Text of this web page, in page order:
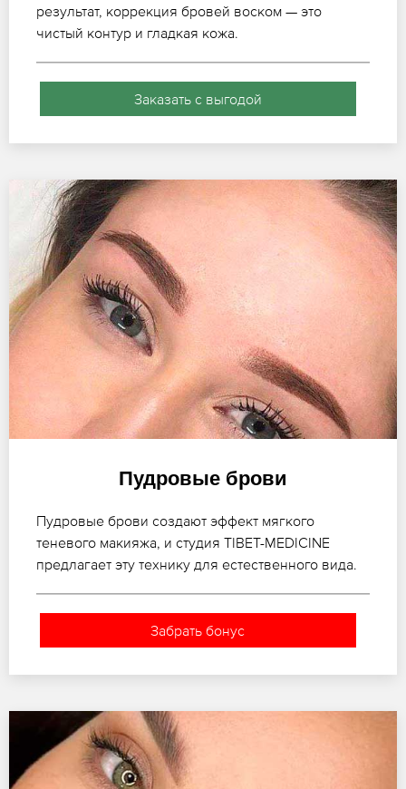
результат, коррекция бровей воском — это
чистый контур и гладкая кожа.
Заказать с выгодой
Пудровые брови
Пудровые брови создают эффект мягкого
теневого макияжа, и студия TIBET-MEDICINE
предлагает эту технику для естественного вида.
Забрать бонус